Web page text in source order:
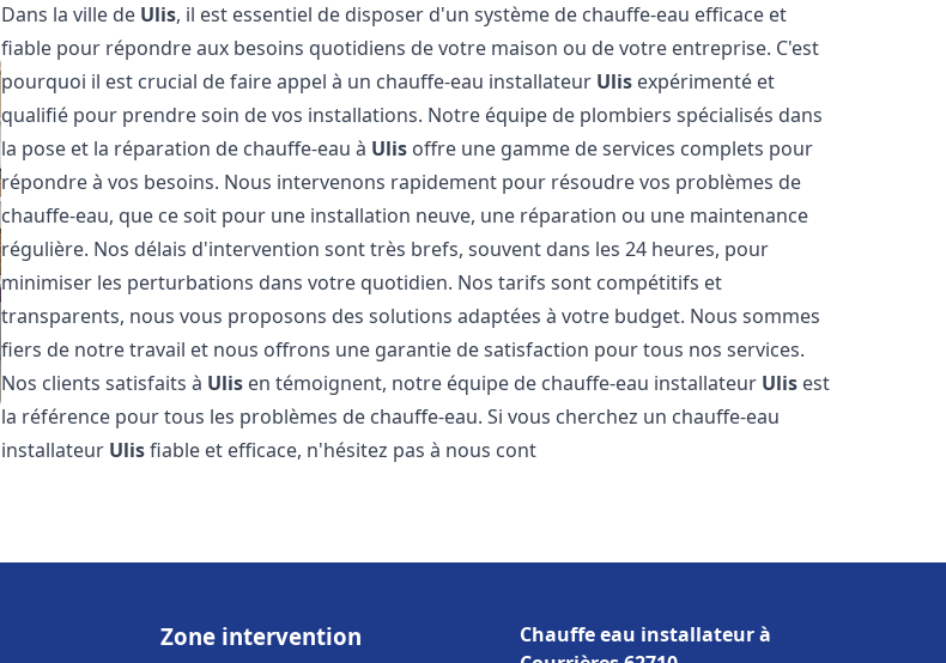
Dans la ville de Ulis, il est essentiel de disposer d'un système de chauffe-eau efficace et
fiable pour répondre aux besoins quotidiens de votre maison ou de votre entreprise. C'est
pourquoi il est crucial de faire appel à un chauffe-eau installateur Ulis expérimenté et
qualifié pour prendre soin de vos installations. Notre équipe de plombiers spécialisés dans
la pose et la réparation de chauffe-eau à Ulis offre une gamme de services complets pour
répondre à vos besoins. Nous intervenons rapidement pour résoudre vos problèmes de
chauffe-eau, que ce soit pour une installation neuve, une réparation ou une maintenance
régulière. Nos délais d'intervention sont très brefs, souvent dans les 24 heures, pour
minimiser les perturbations dans votre quotidien. Nos tarifs sont compétitifs et
transparents, nous vous proposons des solutions adaptées à votre budget. Nous sommes
fiers de notre travail et nous offrons une garantie de satisfaction pour tous nos services.
Nos clients satisfaits à Ulis en témoignent, notre équipe de chauffe-eau installateur Ulis est
la référence pour tous les problèmes de chauffe-eau. Si vous cherchez un chauffe-eau
installateur Ulisfiable et efficace, n'hésitez pas à nous cont
Zone intervention
Chauffe eau installateur à